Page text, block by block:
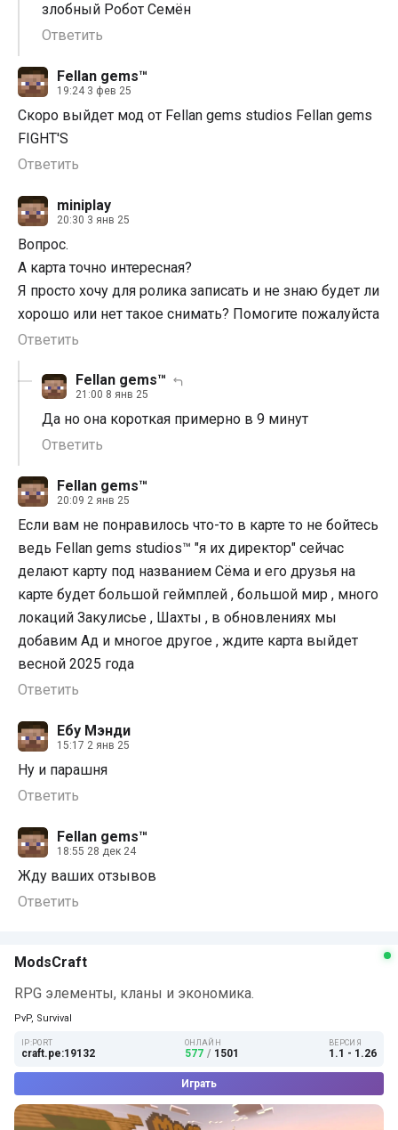
злобный Робот Семён
Ответить
Fellan gems™
19:24 3 фев 25
Скоро выйдет мод от Fellan gems studios Fellan gems
FIGHT'S
Ответить
miniplay
20:30 3 янв 25
Вопрос.
А карта точно интересная?
Я просто хочу для ролика записать и не знаю будет ли
хорошо или нет такое снимать? Помогите пожалуйста
Ответить
Fellan gems™
21:00 8 янв 25
Да но она короткая примерно в 9 минут
Ответить
Fellan gems™
20:09 2 янв 25
Если вам не понравилось что-то в карте то не бойтесь
ведь Fellan gems studios™ "я их директор" сейчас
делают карту под названием Сёма и его друзья на
карте будет большой геймплей , большой мир , много
локаций Закулисье , Шахты , в обновлениях мы
добавим Ад и многое другое , ждите карта выйдет
весной 2025 года
Ответить
Ебу Мэнди
15:17 2 янв 25
Ну и парашня
Ответить
Fellan gems™
18:55 28 дек 24
Жду ваших отзывов
Ответить
ModsCraft
RPG элементы, кланы и экономика.
PvP, Survival
IP:PORT
craft.pe:19132
ОНЛАЙН
577 / 1501
ВЕРСИЯ
1.1 - 1.26
Играть